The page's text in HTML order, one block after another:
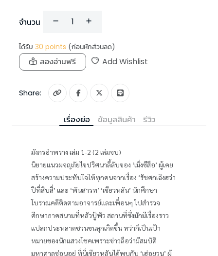
จำนวน
ได้รับ 30 points (ก่อนหักส่วนลด)
ลองอ่านฟรี Add Wishlist
Share:
เรื่องย่อ ข้อมูลสินค้า รีวิว
มังกรอำพราง เล่ม 1-2 (2 เล่มจบ)
นิยายแนวผจญภัยไขปริศนาลี้ลับของ ‘เมิ่งซีสือ’ ผู้เคย
สร้างความประทับใจให้ทุกคนจากเรื่อง ‘รัชศกเฉิงฮว่า
ปีที่สิบสี่’ และ ‘พันสารท’ ‘เซียวหลัน’ นักศึกษา
โบราณคดีติดตามอาจารย์และเพื่อนๆ ไปสำรวจ
ศึกษาภาคสนามที่หลัวปู้พัว สถานที่ซึ่งมักมีเรื่องราว
แปลกประหลาดชวนขนลุกเกิดขึ้น ทว่าก็เป็นเป้า
หมายของนักแสวงโชคเพราะข่าวลือว่ามีสมบัติ
มหาศาลซ่อนอยู่ ที่นี่เซียวหลันได้พบกับ ‘เฮ่อยวน’ ผู้